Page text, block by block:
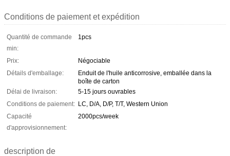
Conditions de paiement et expédition
Quantité de commande
min:
1pcs
Prix:
Négociable
Détails d'emballage:
Enduit de l'huile anticorrosive, emballée dans la
boîte de carton
Délai de livraison:
5-15 jours ouvrables
Conditions de paiement: LC, D/A, D/P, T/T, Western Union
Capacité
d'approvisionnement:
2000pcs/week
description de